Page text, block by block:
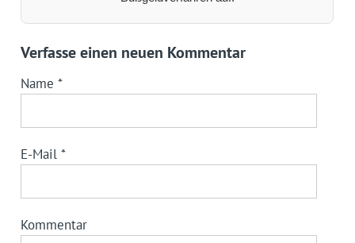
Verfasse einen neuen Kommentar
Name *
E-Mail *
Kommentar